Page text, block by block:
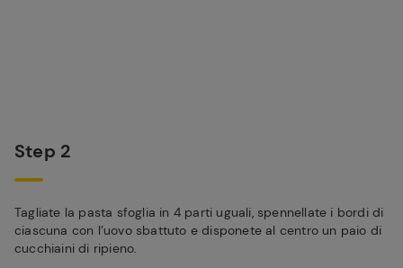
Step 2
Tagliate la pasta sfoglia in 4 parti uguali, spennellate i bordi di
ciascuna con l’uovo sbattuto e disponete al centro un paio di
cucchiaini di ripieno.